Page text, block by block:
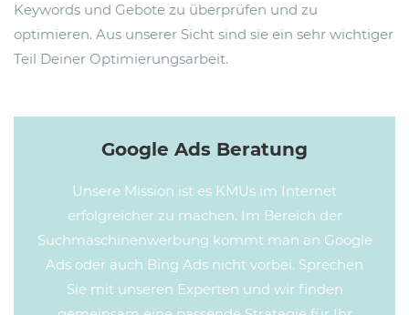
Keywords und Gebote zu überprüfen und zu
optimieren. Aus unserer Sicht sind sie ein sehr wichtiger
Teil Deiner Optimierungsarbeit.
Google Ads Beratung
Unsere Mission ist es KMUs im Internet
erfolgreicher zu machen. Im Bereich der
Suchmaschinenwerbung kommt man an Google
Ads oder auch Bing Ads nicht vorbei. Sprechen
Sie mit unseren Experten und wir finden